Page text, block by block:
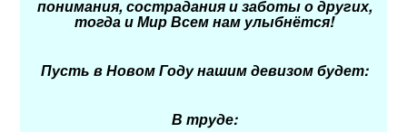
понимания, сострадания и заботы о других,
тогда и Мир Всем нам улыбнётся!
Пусть в Новом Году нашим девизом будет:
В труде: